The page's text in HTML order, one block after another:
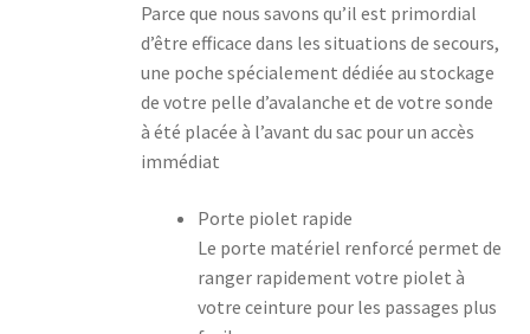
Parce que nous savons qu’il est primordial
d’être efficace dans les situations de secours,
une poche spécialement dédiée au stockage
de votre pelle d’avalanche et de votre sonde
à été placée à l’avant du sac pour un accès
immédiat
Porte piolet rapide
Le porte matériel renforcé permet de
ranger rapidement votre piolet à
votre ceinture pour les passages plus